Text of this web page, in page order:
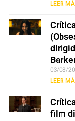
LEER
03/08/
LEER
film